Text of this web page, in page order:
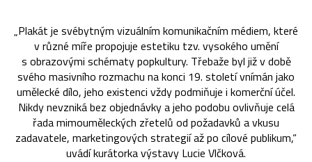
„Plakát je svébytným vizuálním komunikačním médiem, které
v různé míře propojuje estetiku tzv. vysokého umění
s obrazovými schématy popkultury. Třebaže byl již v době
svého masivního rozmachu na konci 19. století vnímán jako
umělecké dílo, jeho existenci vždy podmiňuje i komerční účel.
Nikdy nevzniká bez objednávky a jeho podobu ovlivňuje celá
řada mimouměleckých zřetelů od požadavků a vkusu
zadavatele, marketingových strategií až po cílové publikum,“
uvádí kurátorka výstavy Lucie Vlčková.